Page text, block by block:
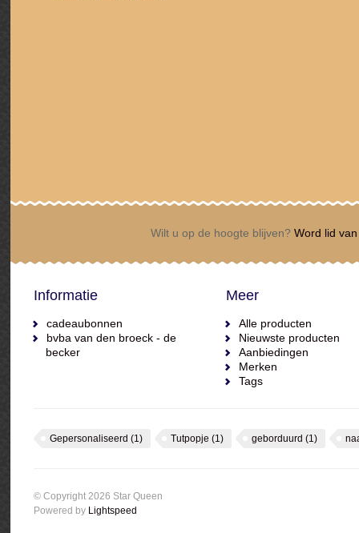
Wilt u op de hoogte blijven? Word lid
Informatie
cadeaubonnen
bvba van den broeck - de
becker
Meer
Alle producten
Nieuwste producten
Aanbiedingen
Merken
Tags
Gepersonaliseerd (1) Tutpopje (1) geborduurd (1)
© Copyright 2026 Star Queen
Powered by Lightspeed